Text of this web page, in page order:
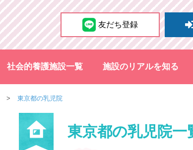
友だち登録
社会的養護施設一覧 施設のリアルを知る
東京都の乳児院
東京都の乳児院一